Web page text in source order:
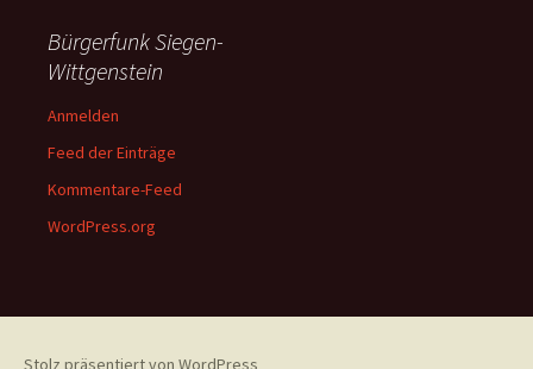
Bürgerfunk Siegen-
Wittgenstein
Anmelden
Feed der Einträge
Kommentare-Feed
WordPress.org
Stolz präsentiert von WordPress